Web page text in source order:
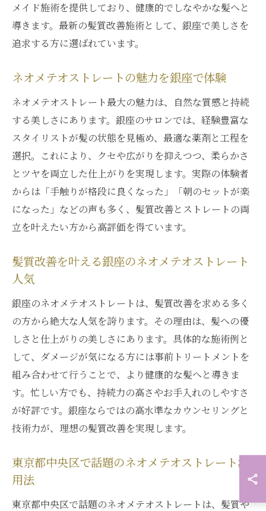
メイド施術を提供しており、健康的でしなやかな髪へと
導きます。最新の髪質改善施術として、銀座で美しさを
追求する方に選ばれています。
ネオメテオストレートの魅力を銀座で体験
ネオメテオストレート最大の魅力は、自然な質感と持続
する美しさにあります。銀座のサロンでは、経験豊富な
スタイリストが髪の状態を見極め、最適な薬剤と工程を
選択。これにより、クセや広がりを抑えつつ、柔らかさ
とツヤを両立した仕上がりを実現します。実際の体験者
からは「手触りが格段に良くなった」「朝のセットが楽
になった」などの声も多く、髪質改善とストレートの両
立を叶えたい方から高評価を得ています。
髪質改善を叶える銀座のネオメテオストレート
人気
銀座のネオメテオストレートは、髪質改善を求める多く
の方から絶大な人気を誇ります。その理由は、髪への優
しさと仕上がりの美しさにあります。具体的な施術例と
して、ダメージが気になる方には事前トリートメントを
組み合わせて行うことで、より健康的な髪へと導きま
す。忙しい方でも、持続力の高さやお手入れのしやすさ
が好評です。銀座ならではの高水準なカウンセリングと
技術力が、理想の髪質改善を実現します。
東京都中央区で話題のネオメテオストレート活
用法
東京都中央区で話題のネオメテオストレートは、髪質や